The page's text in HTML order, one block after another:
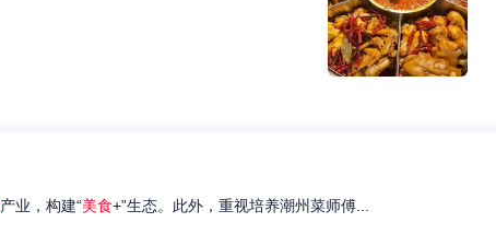
产业，构建“美食+”生态。此外，重视培养潮州菜师傅...